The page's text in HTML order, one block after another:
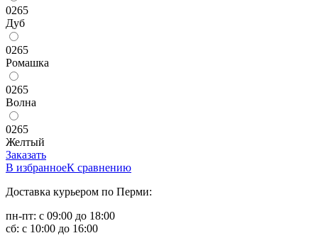
0265
Дуб
0265
Ромашка
0265
Волна
0265
Желтый
Заказать
В избранноеК сравнению
Доставка курьером по Перми:
пн-пт: с 09:00 до 18:00
сб: с 10:00 до 16:00